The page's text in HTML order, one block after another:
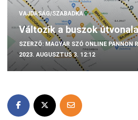
VAJDASÁG/SZABADKA
Változik a buszok
SZERZŐ: MAGYAR SZÓ ONLINE PANNON
2023. AUGUSZTUS 3. 12:12